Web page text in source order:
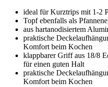
ideal für Kurztrips mit 1-2
Topf ebenfalls als
aus hartanodisiertem
praktische
Komfort beim Kochen
klappbarer Griff aus 18/8
für einen guten Halt
praktische
Komfort beim Kochen